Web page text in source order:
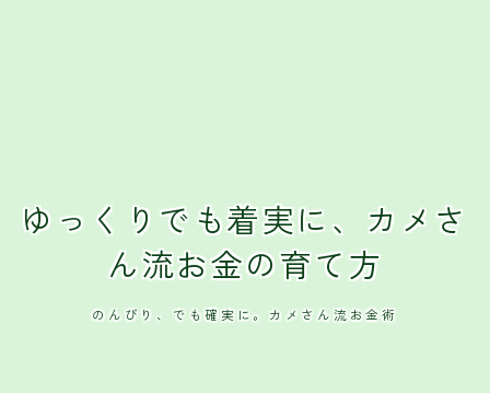
ゆっくりでも着実に、カメさ
ん流お金の育て方
のんびり、でも確実に。カメさん流お金術